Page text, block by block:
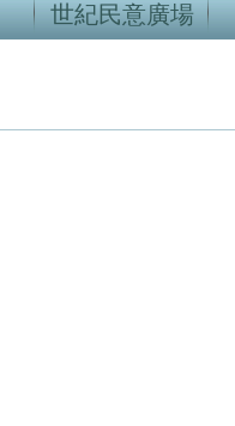
世紀民意廣場